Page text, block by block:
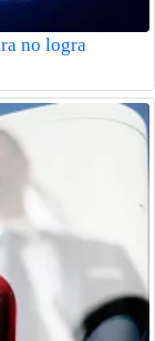
no logra